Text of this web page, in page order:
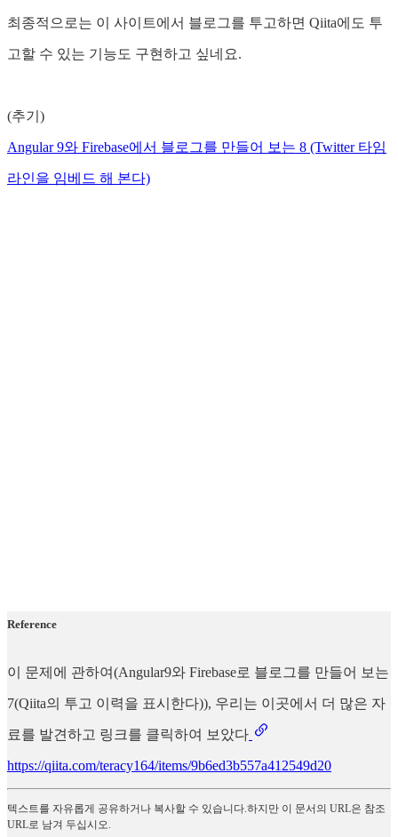
최종적으로는 이 사이트에서 블로그를 투고하면 Qiita에도 투
고할 수 있는 기능도 구현하고 싶네요.
(추기)
Angular 9와 Firebase에서 블로그를 만들어 보는 8 (Twitter 타임
라인을 임베드 해 본다)
Reference
이 문제에 관하여(Angular9와 Firebase로 블로그를 만들어 보는
7(Qiita의 투고 이력을 표시한다)), 우리는 이곳에서 더 많은 자
료를 발견하고 링크를 클릭하여 보았다
https://qiita.com/teracy164/items/9b6ed3b557a412549d20
텍스트를 자유롭게 공유하거나 복사할 수 있습니다.하지만 이 문서의 URL은 참조
URL로 남겨 두십시오.